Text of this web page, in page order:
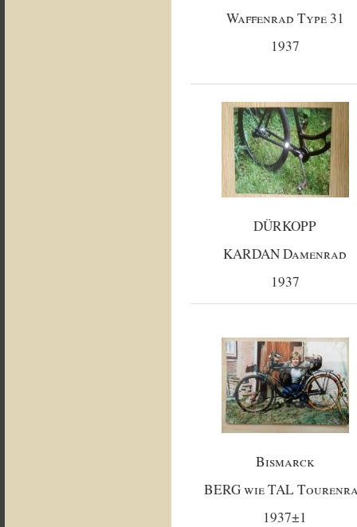
Waffenrad Type 31
1937
DÜRKOPP
KARDAN Damenrad
1937
Bismarck
BERG wie TAL
1937±1